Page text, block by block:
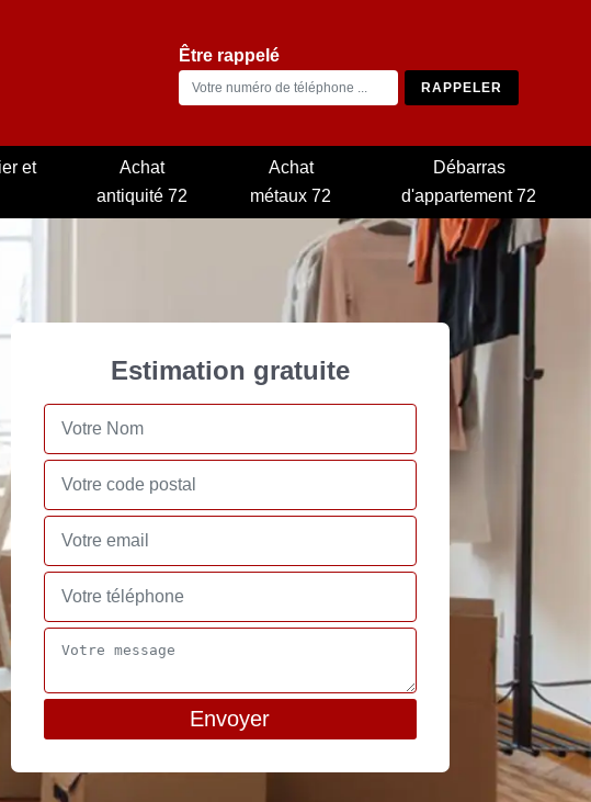
Être rappelé
et
Achat
antiquité 72
Achat
métaux 72
Débarras
d'appartement 72
Estimation gratuite